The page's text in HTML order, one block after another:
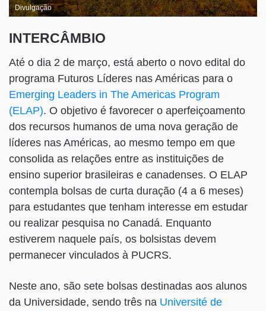
Divulgação
INTERCÂMBIO
Até o dia 2 de março, está aberto o novo edital do
programa Futuros Líderes nas Américas para o
Emerging Leaders in The Americas Program
(ELAP). O objetivo é favorecer o aperfeiçoamento
dos recursos humanos de uma nova geração de
líderes nas Américas, ao mesmo tempo em que
consolida as relações entre as instituições de
ensino superior brasileiras e canadenses. O ELAP
contempla bolsas de curta duração (4 a 6 meses)
para estudantes que tenham interesse em estudar
ou realizar pesquisa no Canadá. Enquanto
estiverem naquele país, os bolsistas devem
permanecer vinculados à PUCRS.
Neste ano, são sete bolsas destinadas aos alunos
da Universidade, sendo três na Université de